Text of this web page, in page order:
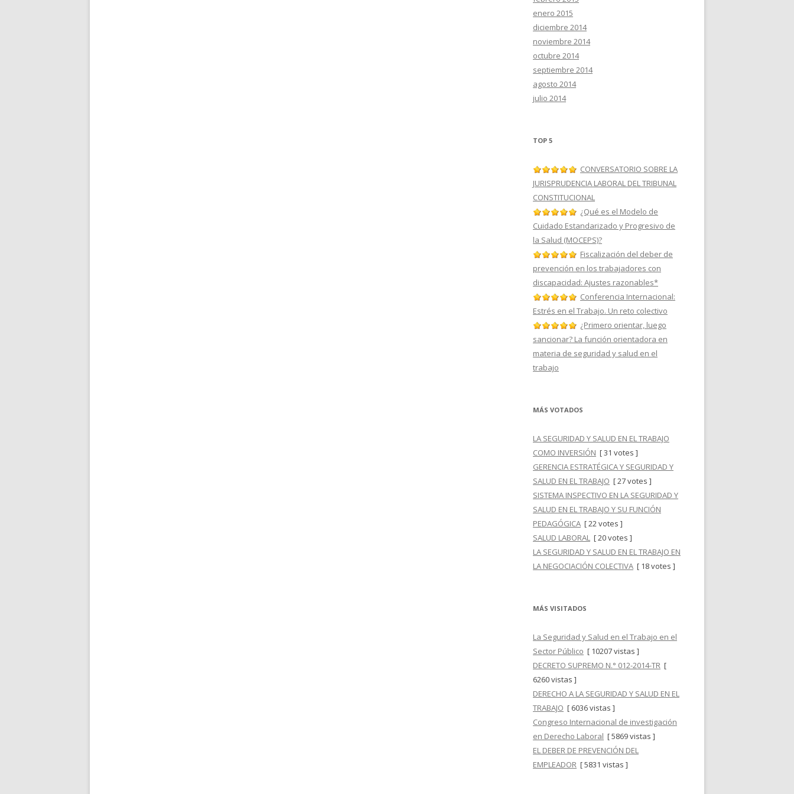
enero 2015
diciembre 2014
noviembre 2014
octubre 2014
septiembre 2014
agosto 2014
julio 2014
TOP 5
CONVERSATORIO SOBRE LA
JURISPRUDENCIA LABORAL DEL TRIBUNAL
CONSTITUCIONAL
¿Qué es el Modelo de
Cuidado Estandarizado y Progresivo de
la Salud (MOCEPS)?
Fiscalización del deber de
prevención en los trabajadores con
discapacidad: Ajustes razonables*
Conferencia Internacional:
Estrés en el Trabajo. Un reto colectivo
¿Primero orientar, luego
sancionar? La función orientadora en
materia de seguridad y salud en el
trabajo
MÁS VOTADOS
LA SEGURIDAD Y SALUD EN EL TRABAJO
COMO INVERSIÓN [ 31 votes ]
GERENCIA ESTRATÉGICA Y SEGURIDAD Y
SALUD EN EL TRABAJO [ 27 votes ]
SISTEMA INSPECTIVO EN LA SEGURIDAD Y
SALUD EN EL TRABAJO Y SU FUNCIÓN
PEDAGÓGICA [ 22 votes ]
SALUD LABORAL [ 20 votes ]
LA SEGURIDAD Y SALUD EN EL TRABAJO EN
LA NEGOCIACIÓN COLECTIVA [ 18 votes ]
MÁS VISITADOS
La Seguridad y Salud en el Trabajo en el
Sector Público [ 10207 vistas ]
DECRETO SUPREMO N.° 012-2014-TR [
6260 vistas ]
DERECHO A LA SEGURIDAD Y SALUD EN EL
TRABAJO [ 6036 vistas ]
Congreso Internacional de investigación
en Derecho Laboral [ 5869 vistas ]
EL DEBER DE PREVENCIÓN DEL
EMPLEADOR [ 5831 vistas ]